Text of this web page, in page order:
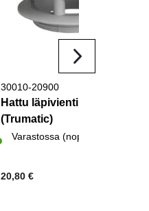
30010-20900
Hattu läpivientiin
(Trumatic)
Varastossa (nopea toimitus)
20,80€